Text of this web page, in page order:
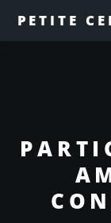
PETITE